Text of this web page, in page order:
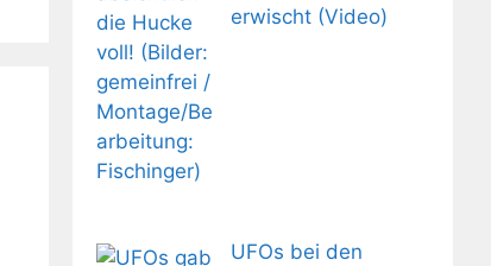
erwischt (Video)
UFOs bei den